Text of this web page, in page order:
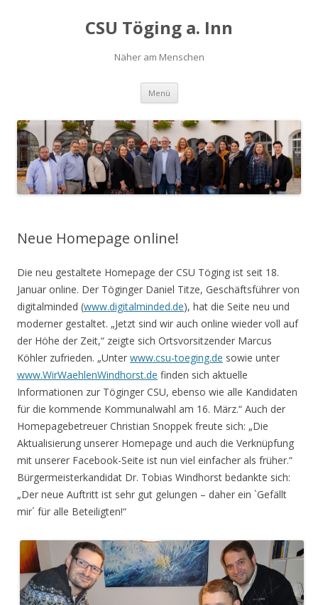
CSU Töging a. Inn
Näher am Menschen
Menü Springe
Inhalt
Neue Homepage online!
Die neu gestaltete Homepage der CSU Töging ist seit 18.
Januar online. Der Töginger Daniel Titze, Geschäftsführer von
digitalminded (www.digitalminded.de), hat die Seite neu und
moderner gestaltet. „Jetzt sind wir auch online wieder voll auf
der Höhe der Zeit,“ zeigte sich Ortsvorsitzender Marcus
Köhler zufrieden. „Unter www.csu-toeging.de sowie unter
www.WirWaehlenWindhorst.de finden sich aktuelle
Informationen zur Töginger CSU, ebenso wie alle Kandidaten
für die kommende Kommunalwahl am 16. März.“ Auch der
Homepagebetreuer Christian Snoppek freute sich: „Die
Aktualisierung unserer Homepage und auch die Verknüpfung
mit unserer Facebook-Seite ist nun viel einfacher als früher.“
Bürgermeisterkandidat Dr. Tobias Windhorst bedankte sich:
„Der neue Auftritt ist sehr gut gelungen – daher ein `Gefällt
mir´ für alle Beteiligten!“